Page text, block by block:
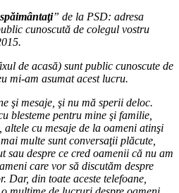
” de la PSD: adresa
cunoscută de colegul vostru
de acasă) sunt public cunoscute de
mi-am asumat acest lucru.
şi mesaje, şi nu mă sperii deloc.
blesteme pentru mine şi familie,
cu mesaje de la oameni atinşi
multe sunt conversaţii plăcute,
sau despre ce cred oamenii că nu am
care vor să discutăm despre
Dar, din toate aceste telefoane,